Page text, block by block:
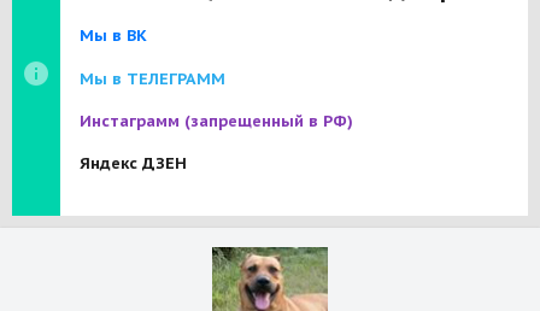
Мы в ВК
Мы в ТЕЛЕГРАММ
Инстаграмм (запрещенный в РФ)
Яндекс ДЗЕН